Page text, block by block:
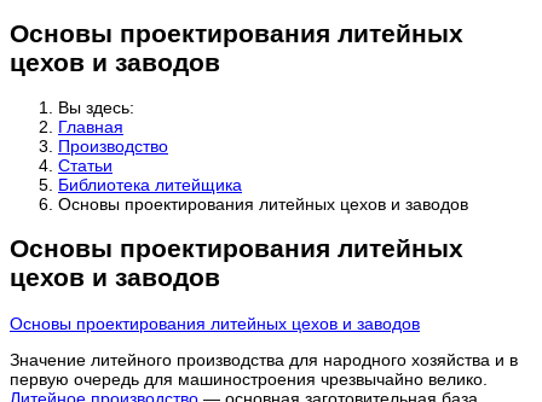
Основы проектирования литейных
цехов и заводов
Вы здесь:
Главная
Производство
Статьи
Библиотека литейщика
Основы проектирования литейных цехов и заводов
Основы проектирования литейных
цехов и заводов
Основы проектирования литейных цехов и заводов
Значение литейного производства для народного хозяйства и в
первую очередь для машиностроения чрезвычайно велико.